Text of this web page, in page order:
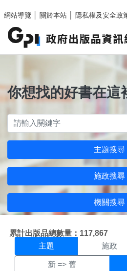
網站導覽
關於本站 隱私權及安全政
你想找的好書在這
主題搜尋
施政搜尋
機關搜尋
累計出版品總數量：117,867
主題搜尋結果
主題 施政
新 => 舊